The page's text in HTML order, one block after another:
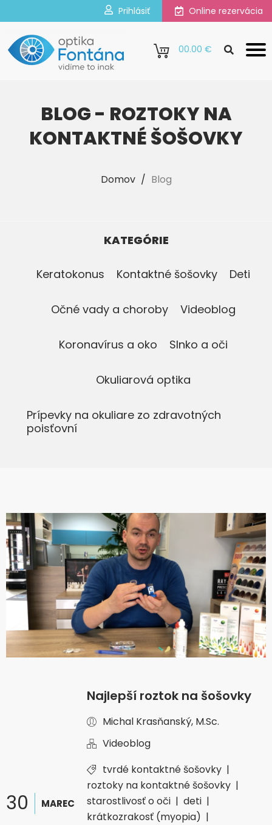
Prihlásiť Online rezervácia
00.00 €
BLOG - ROZTOKY NA
KONTAKTNÉ ŠOŠOVKY
Domov / Blog
KATEGÓRIE
Keratokonus Kontaktné šošovky Deti
Očné vady a choroby Videoblog
Koronavírus a oko Slnko a oči
Okuliarová optika
Prípevky na okuliare zo zdravotných
poisťovní
30 MAREC
Najlepší roztok na šošovky
Michal Krasňanský, M.Sc.
Videoblog
tvrdé kontaktné šošovky |
roztoky na kontaktné šošovky |
starostlivosť o oči | deti |
krátkozrakosť (myopia) |